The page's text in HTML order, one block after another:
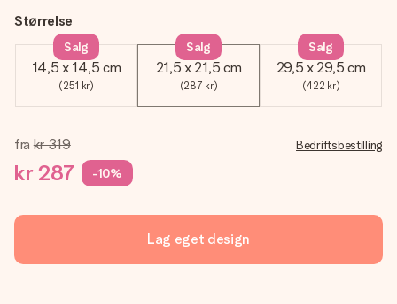
Størrelse
14,5 x 14,5 cm
(251 kr)
Salg
21,5 x 21,5 cm
(287 kr)
Salg
29,5 x 29,5 cm
(422 kr)
Salg
fra kr 319
kr 287 -10%
Bedriftsbestilling
Lag eget design